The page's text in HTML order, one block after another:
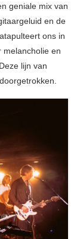
geniale mix van
en de
ons in
melancholie en
lijn van